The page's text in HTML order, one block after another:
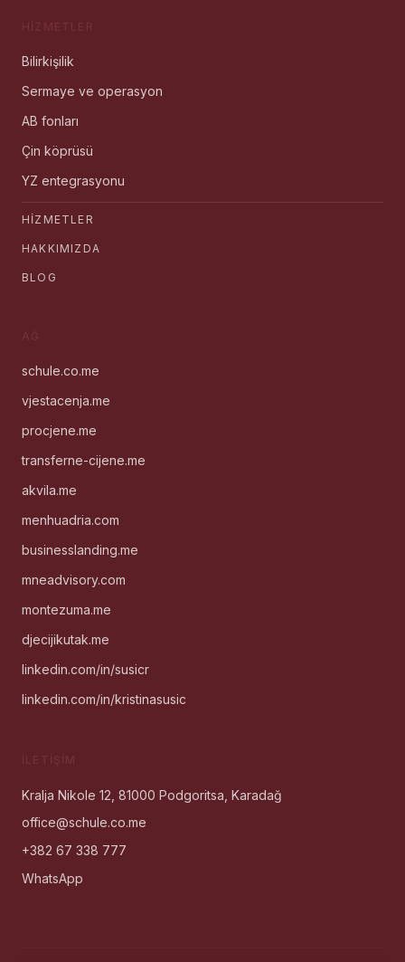
HIZMETLER
Bilirkişilik
Sermaye ve operasyon
AB fonları
Çin köprüsü
YZ entegrasyonu
HIZMETLER
HAKKIMIZDA
BLOG
AĞ
schule.co.me
vjestacenja.me
procjene.me
transferne-cijene.me
akvila.me
menhuadria.com
businesslanding.me
mneadvisory.com
montezuma.me
djecijikutak.me
linkedin.com/in/susicr
linkedin.com/in/kristinasusic
İLETIŞIM
Kralja Nikole 12, 81000 Podgoritsa, Karadağ
office@schule.co.me
+382 67 338 777
WhatsApp